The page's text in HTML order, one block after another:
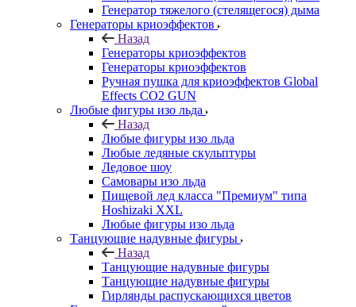
Генератор тяжелого (стелящегося) дыма
Генераторы криоэффектов
Назад
Генераторы криоэффектов
Генераторы криоэффектов
Ручная пушка для криоэффектов Global
Effects CO2 GUN
Любые фигуры изо льда
Назад
Любые фигуры изо льда
Любые ледяные скульптуры
Ледовое шоу
Самовары изо льда
Пищевой лед класса "Премиум" типа
Hoshizaki XXL
Любые фигуры изо льда
Танцующие надувные фигуры
Назад
Танцующие надувные фигуры
Танцующие надувные фигуры
Гирлянды распускающихся цветов